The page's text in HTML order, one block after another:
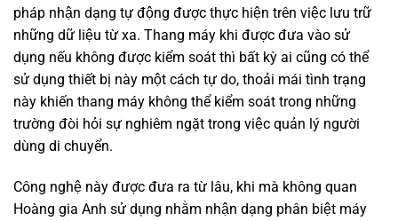
pháp nhận dạng tự động được thực hiện trên việc lưu trữ
những dữ liệu từ xa. Thang máy khi được đưa vào sử
dụng nếu không được kiểm soát thì bất kỳ ai cũng có thể
sử dụng thiết bị này một cách tự do, thoải mái tình trạng
này khiến thang máy không thể kiểm soát trong những
trường đòi hỏi sự nghiêm ngặt trong việc quản lý người
dùng di chuyển.
Công nghệ này được đưa ra từ lâu, khi mà không quan
Hoàng gia Anh sử dụng nhằm nhận dạng phân biệt máy